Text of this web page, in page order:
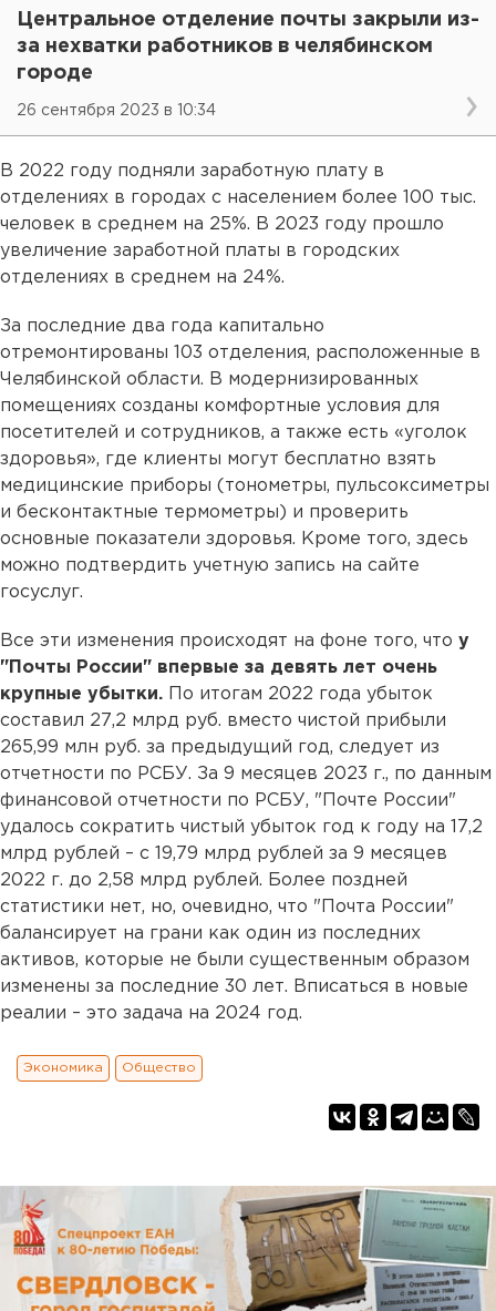
Центральное отделение почты закрыли из-
за нехватки работников в челябинском
городе
26 сентября 2023 в 10:34
В 2022 году подняли заработную плату в
отделениях в городах с населением более 100 тыс.
человек в среднем на 25%. В 2023 году прошло
увеличение заработной платы в городских
отделениях в среднем на 24%.
За последние два года капитально
отремонтированы 103 отделения, расположенные в
Челябинской области. В модернизированных
помещениях созданы комфортные условия для
посетителей и сотрудников, а также есть «уголок
здоровья», где клиенты могут бесплатно взять
медицинские приборы (тонометры, пульсоксиметры
и бесконтактные термометры) и проверить
основные показатели здоровья. Кроме того, здесь
можно подтвердить учетную запись на сайте
госуслуг.
Все эти изменения происходят на фоне того, что у
"Почты России" впервые за девять лет очень
крупные убытки. По итогам 2022 года убыток
составил 27,2 млрд руб. вместо чистой прибыли
265,99 млн руб. за предыдущий год, следует из
отчетности по РСБУ. За 9 месяцев 2023 г., по данным
финансовой отчетности по РСБУ, "Почте России"
удалось сократить чистый убыток год к году на 17,2
млрд рублей – с 19,79 млрд рублей за 9 месяцев
2022 г. до 2,58 млрд рублей. Более поздней
статистики нет, но, очевидно, что "Почта России"
балансирует на грани как один из последних
активов, которые не были существенным образом
изменены за последние 30 лет. Вписаться в новые
реалии – это задача на 2024 год.
Экономика Общество